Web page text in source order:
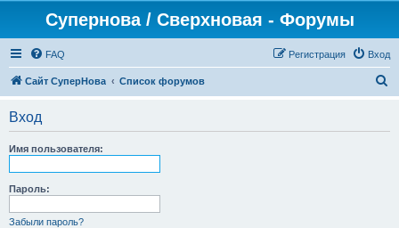
Супернова / Сверхновая - Форумы
FAQ Вход
Регистрация
Сайт СуперНова Список форумов
Вход
Имя пользователя:
Пароль:
Забыли пароль?